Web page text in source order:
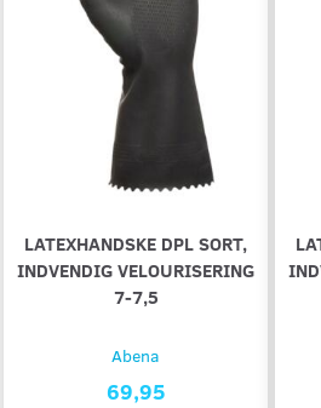
LATEXHANDSKE DPL SORT,
INDVENDIG VELOURISERING
7-7,5
Abena
69,95